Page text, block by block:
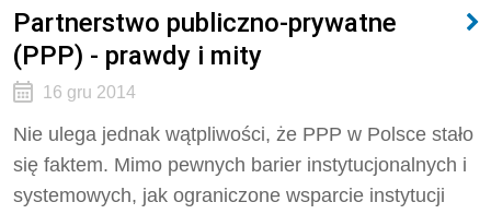
Partnerstwo publiczno-prywatne
(PPP) - prawdy i mity
16 gru 2014
Nie ulega jednak wątpliwości, że PPP w Polsce stało
się faktem. Mimo pewnych barier instytucjonalnych i
systemowych, jak ograniczone wsparcie instytucji